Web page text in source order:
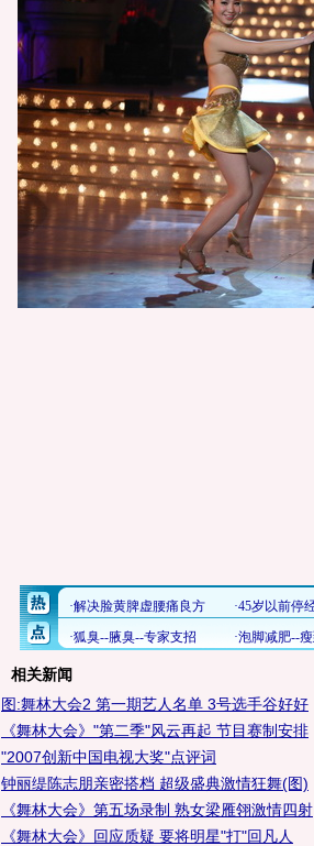
相关新闻
图:舞林大会2 第一期艺人名单 3号选手谷好好
《舞林大会》"第二季"风云再起 节目赛制安排
"2007创新中国电视大奖"点评词
钟丽缇陈志朋亲密搭档 超级盛典激情狂舞(图)
《舞林大会》第五场录制 熟女梁雁翎激情四射
《舞林大会》回应质疑 要将明星"打"回凡人